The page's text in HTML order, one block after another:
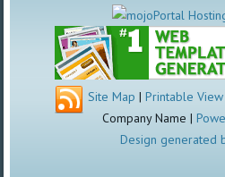
Site Map | Printable View
Company Name |
Design generated